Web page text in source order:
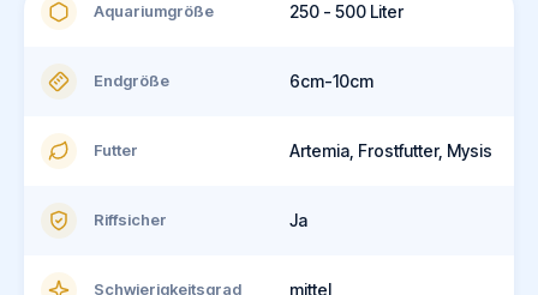
Aquariumgröße 250 - 500 Liter
Endgröße 6cm-10cm
Futter Artemia, Frostfutter, Mysis
Riffsicher Ja
Schwierigkeitsgrad mittel